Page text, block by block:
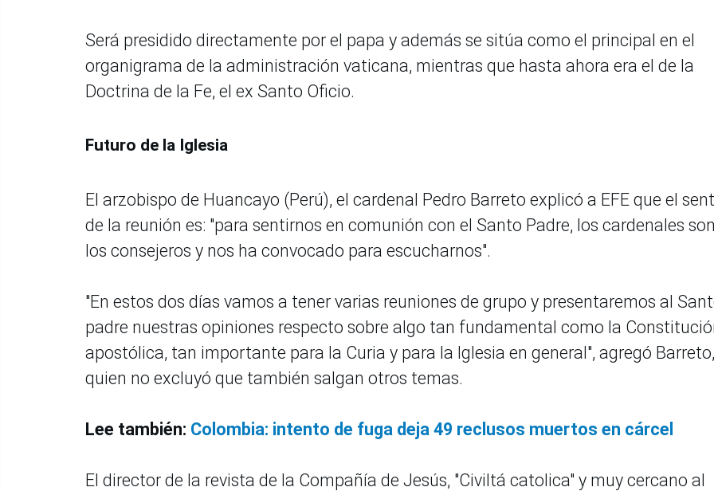
Será presidido directamente por el papa y además se sitúa como el principal en el
organigrama de la administración vaticana, mientras que hasta ahora era el de la
Doctrina de la Fe, el ex Santo Oficio.
Futuro de la Iglesia
El arzobispo de Huancayo (Perú), el cardenal Pedro Barreto explicó a EFE que el
de la reunión es: "para sentirnos en comunión con el Santo Padre, los cardenales
los consejeros y nos ha convocado para escucharnos".
"En estos dos días vamos a tener varias reuniones de grupo y presentaremos al
padre nuestras opiniones respecto sobre algo tan fundamental como la
apostólica, tan importante para la Curia y para la Iglesia en general", agregó Barreto,
quien no excluyó que también salgan otros temas.
Lee también: Colombia: intento de fuga deja 49 reclusos muertos en cárcel
El director de la revista de la Compañía de Jesús, "Civiltá catolica" y muy cercano al